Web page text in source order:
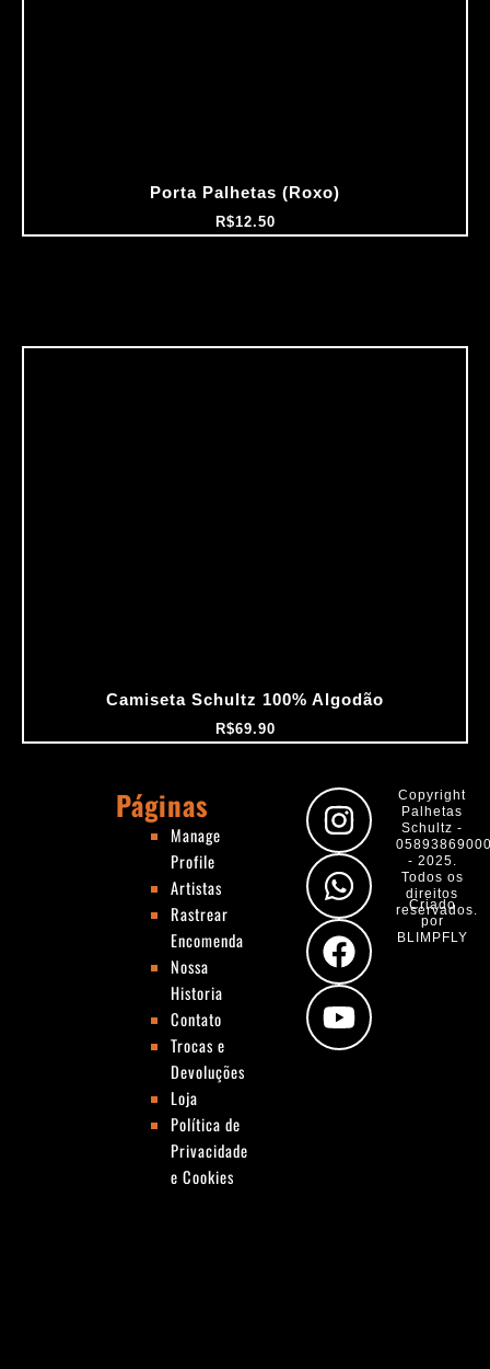
Porta Palhetas (Roxo)
R$12.50
Camiseta Schultz 100% Algodão
R$69.90
Páginas
Manage
Profile
Artistas
Rastrear
Encomenda
Nossa
Historia
Contato
Trocas e
Devoluções
Loja
Política de
Privacidade
e Cookies
I
n
s
t
a
g
r
a
W
h
a
t
s
a
p
p
F
a
c
e
b
o
o
k
Y
o
u
t
u
b
e
Copyright
Palhetas
Schultz -
- 2025.
Todos os
direitos
reservados.
Criado
por
BLIMPFLY